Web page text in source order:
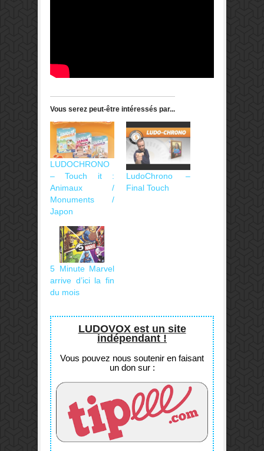
Vous serez peut-être intéressés par...
LUDOCHRONO
– Touch it :
Animaux /
Monuments /
Japon
LudoChrono –
Final Touch
5 Minute Marvel
arrive d’ici la fin
du mois
LUDOVOX est un site
indépendant !
Vous pouvez nous soutenir en faisant
un don sur :